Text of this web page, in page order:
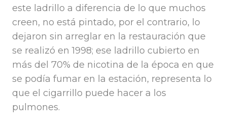
este ladrillo a diferencia de lo que muchos
creen, no está pintado, por el contrario, lo
dejaron sin arreglar en la restauración que
se realizó en 1998; ese ladrillo cubierto en
más del 70% de nicotina de la época en que
se podía fumar en la estación, representa lo
que el cigarrillo puede hacer a los
pulmones.